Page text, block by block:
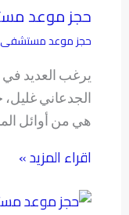
حجز موعد
حجز موعد مستشفى
يرغب العديد
الجدعاني
هي من أوائل
اقراء المزيد »